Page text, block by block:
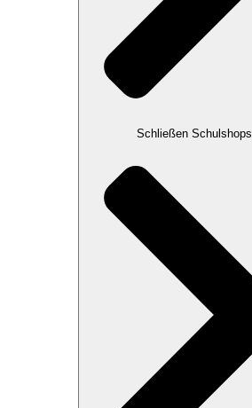
Schließen Schulshops